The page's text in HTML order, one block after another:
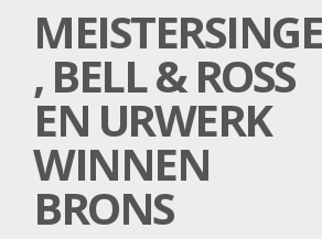
, BELL & ROSS
EN URWERK
WINNEN
BRONS